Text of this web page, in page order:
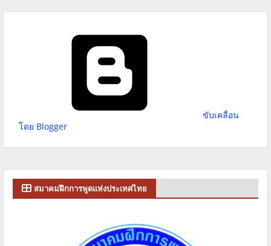
ขับเคลื่อน
โดย Blogger
สมาคมฝึกการพูดแห่งประเทศไทย